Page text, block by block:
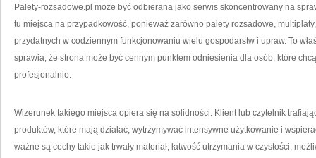
Palety-rozsadowe.pl może być odbierana jako serwis skoncentrowany na
tu miejsca na przypadkowość, ponieważ zarówno palety rozsadowe,
przydatnych w codziennym funkcjonowaniu wielu gospodarstw i upraw. To
sprawia, że strona może być cennym punktem odniesienia dla osób, które
profesjonalnie.
Wizerunek takiego miejsca opiera się na solidności. Klient lub czytelnik
produktów, które mają działać, wytrzymywać intensywne użytkowanie i
ważne są cechy takie jak trwały materiał, łatwość utrzymania w czystości,